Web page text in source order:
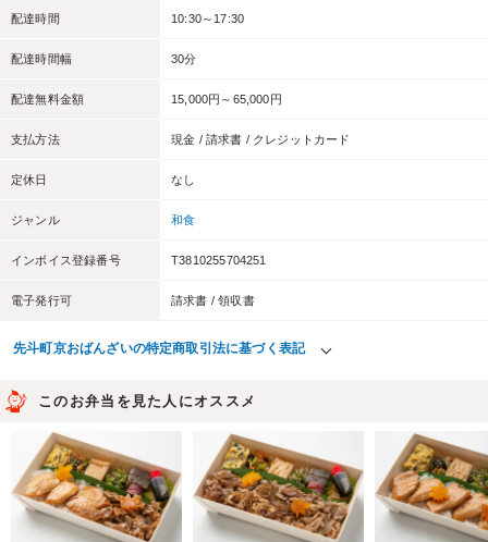
配達時間 10:30～17:30
配達時間幅 30分
配達無料金額 15,000円～65,000円
支払方法 現金 / 請求書 / クレジットカード
定休日 なし
ジャンル 和食
インボイス登録番号 T3810255704251
電子発行可 請求書 / 領収書
先斗町京おばんざいの特定商取引法に基づく表記
このお弁当を見た人にオススメ